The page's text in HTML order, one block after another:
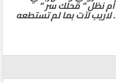
أم نظل ” محلك سر ”
لاريب لآت بما لم تستطعه